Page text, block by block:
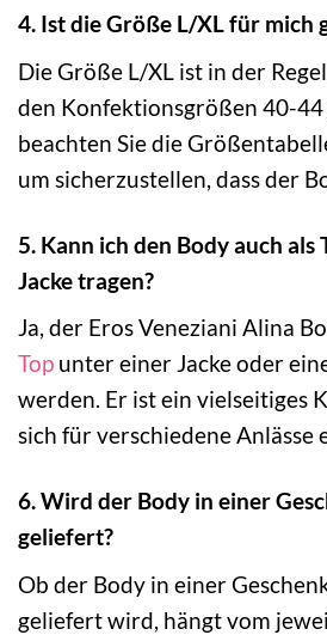
4. Ist die Größe L/XL für mich
Die Größe L/XL ist in der
den Konfektionsgrößen 40-
beachten Sie die
um sicherzustellen, dass der
5. Kann ich den Body auch als
Jacke tragen?
Ja, der Eros Veneziani Alina
Top unter einer Jacke oder
werden. Er ist ein vielseitiges
sich für verschiedene Anlässe
6. Wird der Body in einer
geliefert?
Ob der Body in einer
geliefert wird, hängt vom